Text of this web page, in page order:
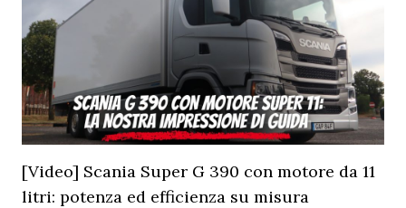
[Video] Scania Super G 390 con motore da 11
litri: potenza ed efficienza su misura